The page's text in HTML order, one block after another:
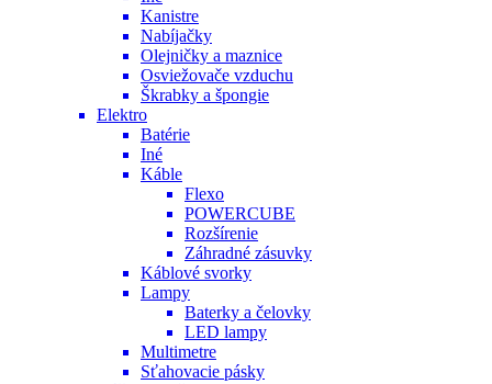
Kanistre
Nabíjačky
Olejničky a maznice
Osviežovače vzduchu
Škrabky a špongie
Elektro
Batérie
Iné
Káble
Flexo
POWERCUBE
Rozšírenie
Záhradné zásuvky
Káblové svorky
Lampy
Baterky a čelovky
LED lampy
Multimetre
Sťahovacie pásky